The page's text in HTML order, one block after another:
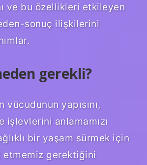
ve bu özellikleri etkileyen
sonuç ilişkilerini
gerekli?
vücudunun yapısını,
işlevlerini anlamamızı
bir yaşam sürmek için
etmemiz gerektiğini